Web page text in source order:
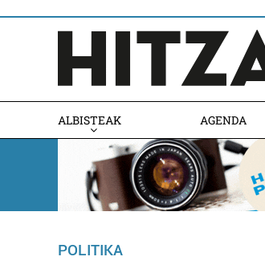
ALBISTEAK AGENDA
POLITIKA